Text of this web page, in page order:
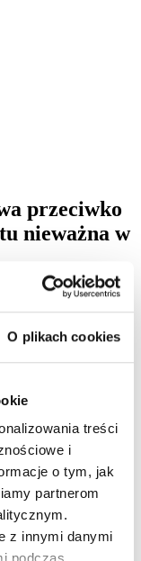
O plikach cookies
treści
i
o tym, jak
partnerom
z innymi danymi
przeciwko
nieważna w
referent SSO
28.02.2023 r. (sygn.
stosunku
z umowy kredytu
od mBank S.A.
na rzecz powódki
Santander Bank
Noble Bank S.A. –